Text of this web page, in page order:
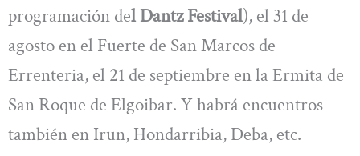
programación del Dantz Festival), el 31 de
agosto en el Fuerte de San Marcos de
Errenteria, el 21 de septiembre en la Ermita de
San Roque de Elgoibar. Y habrá encuentros
también en Irun, Hondarribia, Deba, etc.